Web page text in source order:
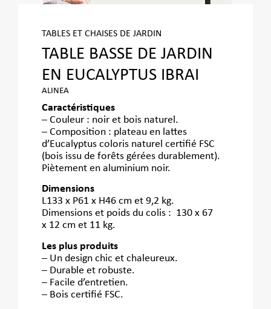
TABLES ET CHAISES DE JARDIN
TABLE BASSE DE JARDIN
EN EUCALYPTUS IBRAI
ALINEA
Caractéristiques
– Couleur : noir et bois naturel.
– Composition : plateau en lattes
d’Eucalyptus coloris naturel certifié FSC
(bois issu de forêts gérées durablement).
Piètement en aluminium noir.
Dimensions
L133 x P61 x H46 cm et 9,2 kg.
Dimensions et poids du colis : 130 x 67
x 12 cm et 11 kg.
Les plus produits
– Un design chic et chaleureux.
– Durable et robuste.
– Facile d’entretien.
– Bois certifié FSC.